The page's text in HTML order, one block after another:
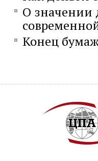
О значении
Конец